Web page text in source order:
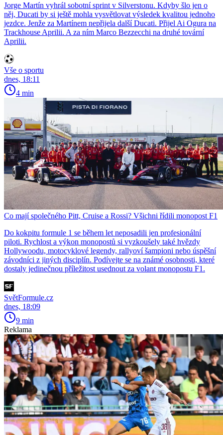
Jorge Martín vyhrál sobotní sprint v Silverstonu. Kdyby šlo jen o
něj, Ducati by si ještě mohla vysvětlovat výsledek kvalitou jednoho
jezdce. Jenže za Martínem nepřijela další Ducati. Přijel Ai Ogura na
Trackhouse Aprilii. A za ním Marco Bezzecchi na druhé tovární
Aprilii.
Vše o sportu
dnes, 18:11
4 min
Co mají společného Pitt, Cruise a Rossi? Všichni řídili monopost F1
Do kokpitu formule 1 se během let neposadili jen profesionální
piloti. Rychlost a výkon monopostů si vyzkoušely také hvězdy
Hollywoodu, motocyklové legendy, rallyoví šampioni nebo úspěšní
závodníci z jiných disciplín. Podívejte se na známé osobnosti, které
dostaly jedinečnou příležitost usednout za volant monopostu F1.
SvětFormule.cz
dnes, 18:09
9 min
Reklama